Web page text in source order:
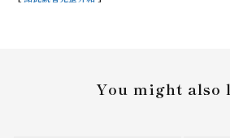
You might also